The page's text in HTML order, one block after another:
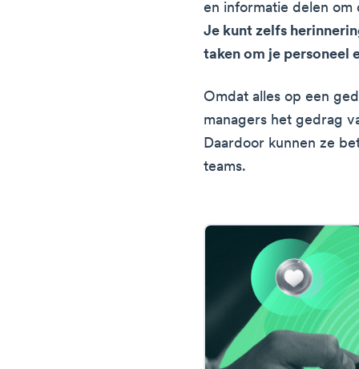
en informatie delen om
Je kunt zelfs
taken om je personeel
Omdat alles op een
managers het gedrag
Daardoor kunnen ze
teams.